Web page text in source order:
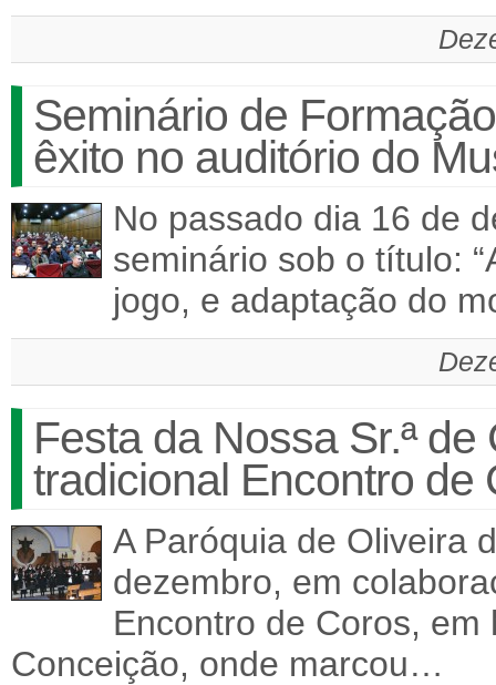
Seminário de
êxito no auditório do
No passado dia 16 de
seminário sob o título:
jogo, e adaptação do
Festa da Nossa Sr.ª
tradicional Encontro de
A Paróquia de Oliveira
dezembro, em
Encontro de Coros, em
Conceição, onde marcou…